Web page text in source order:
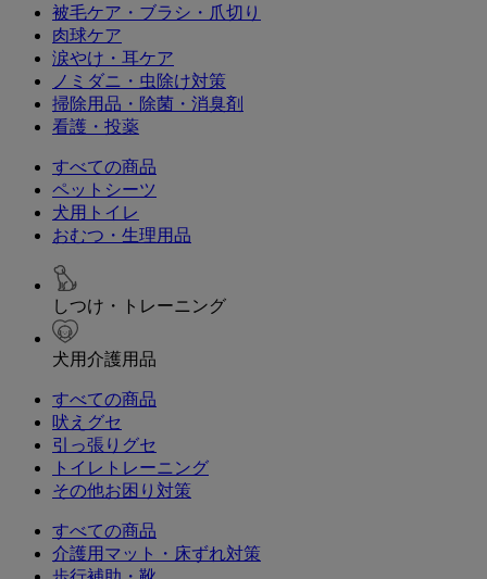
被毛ケア・ブラシ・爪切り
肉球ケア
涙やけ・耳ケア
ノミダニ・虫除け対策
掃除用品・除菌・消臭剤
看護・投薬
すべての商品
ペットシーツ
犬用トイレ
おむつ・生理用品
しつけ・トレーニング
犬用介護用品
すべての商品
吠えグセ
引っ張りグセ
トイレトレーニング
その他お困り対策
すべての商品
介護用マット・床ずれ対策